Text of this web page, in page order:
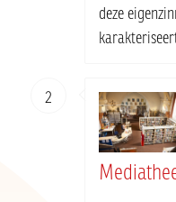
deze
2